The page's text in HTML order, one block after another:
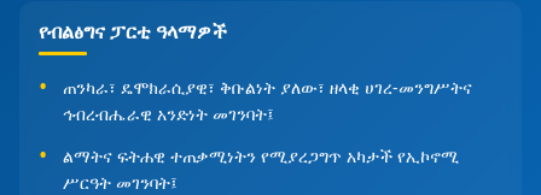
የብልፅግና ፓርቲ ዓላማዎች
ጠንካራ፣ ዴሞክራሲያዊ፣ ቅቡልነት ያለው፣ ዘላቂ ሀገረ-መንግሥትና
ኅብረብሔራዊ አንድነት መገንባት፤
ልማትና ፍትሐዊ ተጠቃሚነትን የሚያረጋግጥ አካታች የኢኮኖሚ
ሥርዓት መገንባት፤